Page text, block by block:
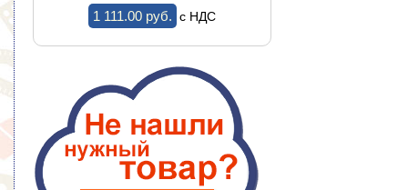
1 111.00 pуб. c НДС